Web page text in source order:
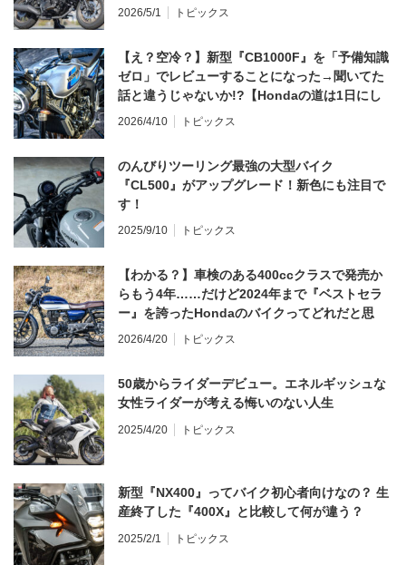
2026/5/1 トピックス
【え？空冷？】新型『CB1000F』を「予備知識
ゼロ」でレビューすることになった→聞いてた
話と違うじゃないか!?【Hondaの道は1日にし
てならず／CB1000F ①第一印象 編】
2026/4/10 トピックス
のんびりツーリング最強の大型バイク
『CL500』がアップグレード！新色にも注目で
す！
2025/9/10 トピックス
【わかる？】車検のある400ccクラスで発売か
らもう4年……だけど2024年まで『ベストセラ
ー』を誇ったHondaのバイクってどれだと思
う？
2026/4/20 トピックス
50歳からライダーデビュー。エネルギッシュな
女性ライダーが考える悔いのない人生
2025/4/20 トピックス
新型『NX400』ってバイク初心者向けなの？ 生
産終了した『400X』と比較して何が違う？
2025/2/1 トピックス